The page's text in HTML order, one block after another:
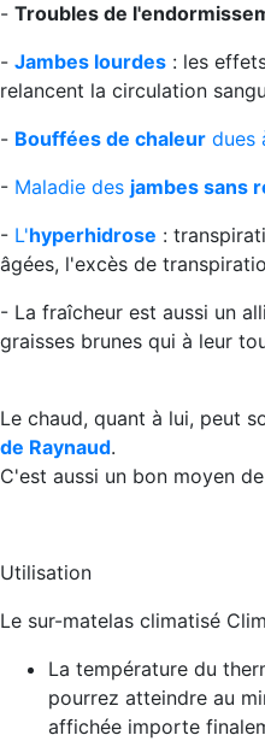
- Troubles de
- Jambes lourdes : les
relancent la circulation
- Bouffées de chaleur dues
- Maladie des jambes sans
- L'hyperhidrose :
âgées, l'excès de
- La fraîcheur est aussi un
graisses brunes qui à leur
Le chaud, quant à lui, peut
de Raynaud.
C'est aussi un bon moyen
Utilisation
Le sur-matelas climatisé
La température du
pourrez atteindre au
affichée importe